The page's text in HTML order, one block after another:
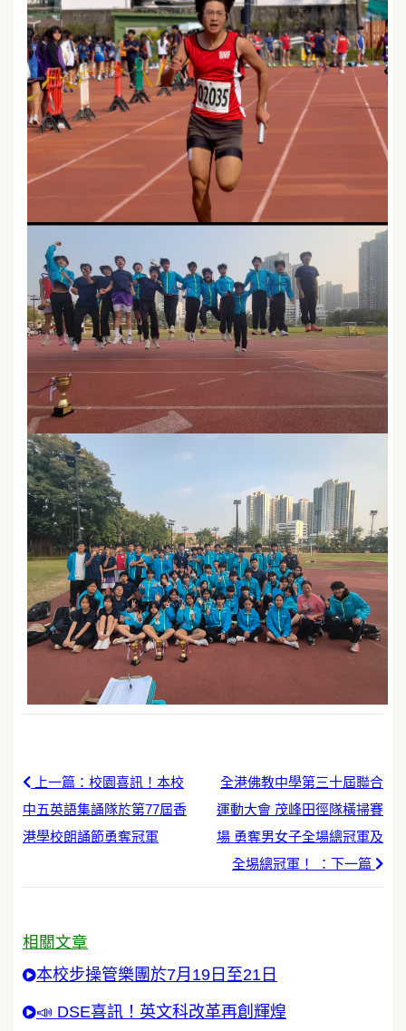
上一篇：校園喜訊！本校
中五英語集誦隊於第77屆香
港學校朗誦節勇奪冠軍
全港佛教中學第三十屆聯合
運動大會 茂峰田徑隊橫掃賽
場 勇奪男女子全場總冠軍及
全埸總冠軍！ ：下一篇
相關文章
本校步操管樂團於7月19日至21日
📣 DSE喜訊！英文科改革再創輝煌